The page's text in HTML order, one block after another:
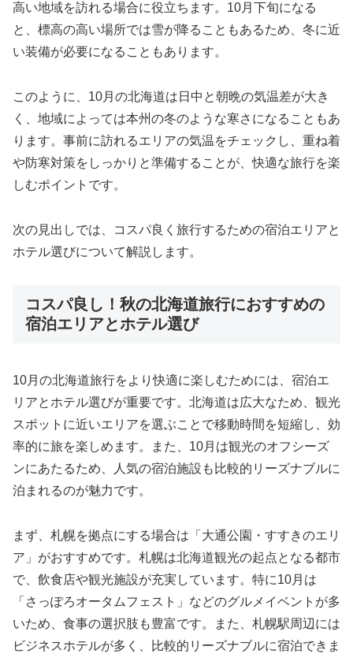
高い地域を訪れる場合に役立ちます。10月下旬になる
と、標高の高い場所では雪が降ることもあるため、冬に近
い装備が必要になることもあります。
このように、10月の北海道は日中と朝晩の気温差が大き
く、地域によっては本州の冬のような寒さになることもあ
ります。事前に訪れるエリアの気温をチェックし、重ね着
や防寒対策をしっかりと準備することが、快適な旅行を楽
しむポイントです。
次の見出しでは、コスパ良く旅行するための宿泊エリアと
ホテル選びについて解説します。
コスパ良し！秋の北海道旅行におすすめの
宿泊エリアとホテル選び
10月の北海道旅行をより快適に楽しむためには、宿泊エ
リアとホテル選びが重要です。北海道は広大なため、観光
スポットに近いエリアを選ぶことで移動時間を短縮し、効
率的に旅を楽しめます。また、10月は観光のオフシーズ
ンにあたるため、人気の宿泊施設も比較的リーズナブルに
泊まれるのが魅力です。
まず、札幌を拠点にする場合は「大通公園・すすきのエリ
ア」がおすすめです。札幌は北海道観光の起点となる都市
で、飲食店や観光施設が充実しています。特に10月は
「さっぽろオータムフェスト」などのグルメイベントが多
いため、食事の選択肢も豊富です。また、札幌駅周辺には
ビジネスホテルが多く、比較的リーズナブルに宿泊できま